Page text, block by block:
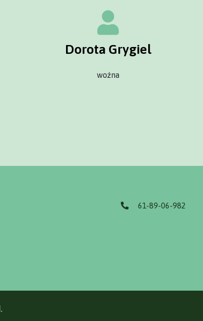
Dorota Grygiel
woźna
61-89-06-982